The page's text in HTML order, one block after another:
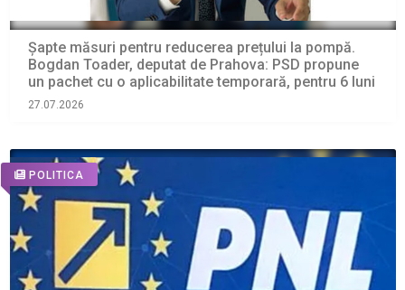
Șapte măsuri pentru reducerea prețului la pompă.
Bogdan Toader, deputat de Prahova: PSD propune
un pachet cu o aplicabilitate temporară, pentru 6 luni
27.07.2026
POLITICA